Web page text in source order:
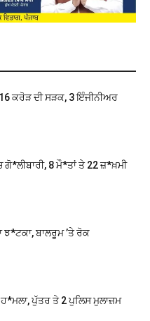
ਕਰੋੜ ਦੀ ਸੜਕ, 3 ਇੰਜੀਨੀਅਰ
8 ਮੌ*ਤਾਂ ਤੇ 22 ਜ਼*ਖ਼ਮੀ
ਬਾਲਰੂਮ ’ਤੇ ਰੋਕ
ਪੁੱਤਰ ਤੇ 2 ਪੁਲਿਸ ਮੁਲਾਜ਼ਮ